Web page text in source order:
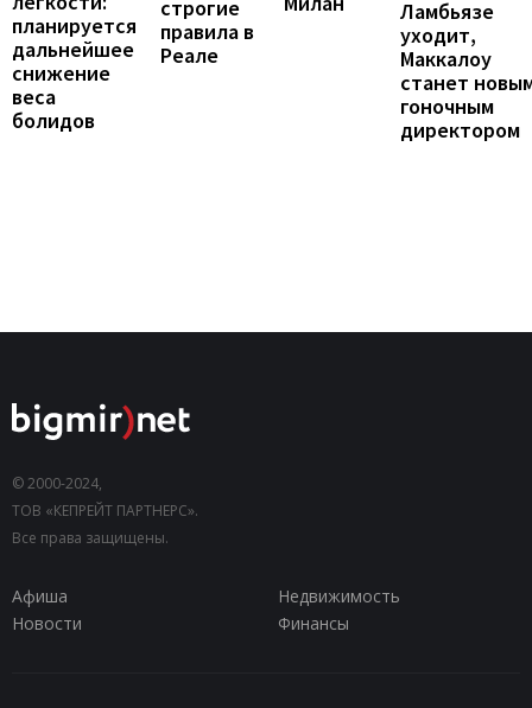
планируется
дальнейшее
снижение
веса
болидов
строгие
правила в
Реале
Ламбьязе
уходит,
Маккалоу
станет
гоночным
директором
© 2000-2024,
ТОВ «КЕПРЕЙТ ПАРТНЕРС».
Все права защищены.
Афиша
Недвижимость
Новости
Финансы